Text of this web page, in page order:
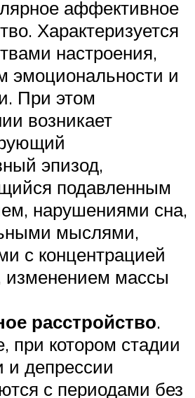
аффективное
Характеризуется
настроения,
эмоциональности и
При этом
возникает
эпизод,
подавленным
нарушениями сна,
мыслями,
с концентрацией
изменением массы
расстройство.
при котором стадии
и депрессии
с периодами без